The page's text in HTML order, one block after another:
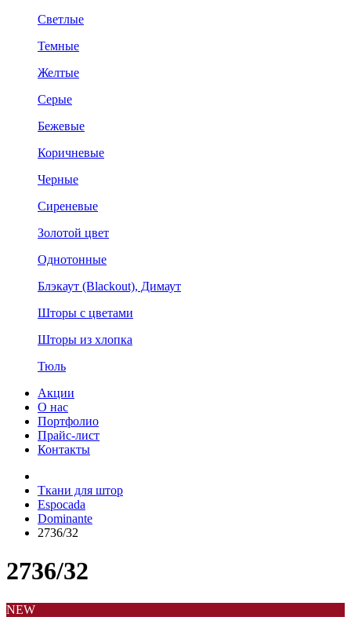
Светлые
Темные
Желтые
Серые
Бежевые
Коричневые
Черные
Сиреневые
Золотой цвет
Однотонные
Блэкаут (Blackout), Димаут
Шторы с цветами
Шторы из хлопка
Тюль
Акции
О нас
Портфолио
Прайс-лист
Контакты
Ткани для штор
Espocada
Dominante
2736/32
2736/32
NEW